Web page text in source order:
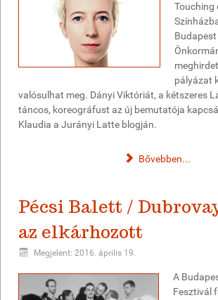
Touching
pályázat
valósulhat meg. Dányi Viktóriát, a kétszeres
táncos, koreográfust az új bemutatója
Klaudia a Jurányi Latte blogján.
Bővebben...
Pécsi Balett /
az elkárhozott
Megjelent: 2016. április 19.
A
Fesztivál